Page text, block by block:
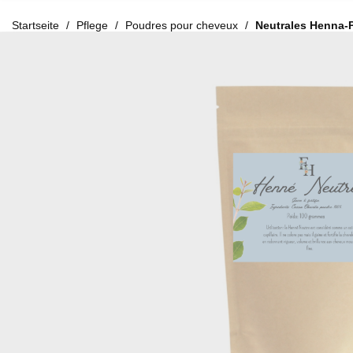
Startseite Pflege Poudres pour cheveux Neutrales